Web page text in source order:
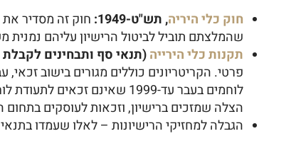
חוק כלי היריה, תש"ט-1949:
חוק זה מסדיר את
שהמלצתם תוביל לביטול הרישיון עליהם
תקנות כלי הירייה(תנאי סף ותבחינים לקבלת
לוחמים בעבר עד-1999
הצלה שמזכים ברישיון, וזכאות לעוסקים
הגבלה למחזיקי הרישיונות – לאלו שעמדו